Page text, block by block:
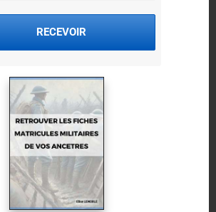
la « garde nationale mobilisée » est
tous les hommes de la garde nationale
mobilisés et rejoindre l’armée active.
la mobilisation inclut les célibataires et veufs
ans. Le 2 novembre elle est étendue aux
Toutefois, dans les faits, seuls les
enfants sont finalement mobilisés dans
RECEVOIR